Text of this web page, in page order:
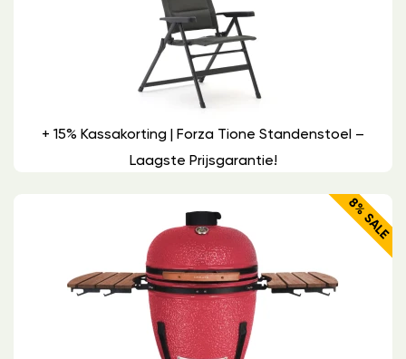
+ 15% Kassakorting | Forza Tione Standenstoel –
Laagste Prijsgarantie!
8% SALE